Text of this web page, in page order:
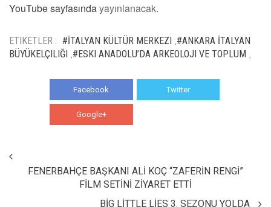
YouTube sayfasındayayınlanacak.
ETIKETLER : #İTALYAN KÜLTÜR MERKEZI #ANKARA İTALYAN
BÜYÜKELÇILIĞI #ESKI ANADOLU’DA ARKEOLOJI VE TOPLUM
Facebook Twitter
Google+
FENERBAHÇE BAŞKANI ALİ KOÇ “ZAFERİN RENGİ”
FİLM SETİNİ ZİYARET ETTİ
BİG LİTTLE LİES 3. SEZONU YOLDA